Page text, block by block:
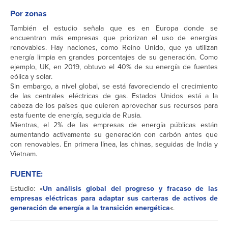
Por zonas
También el estudio señala que es en Europa donde se
encuentran más empresas que priorizan el uso de energías
renovables. Hay naciones, como Reino Unido, que ya utilizan
energía limpia en grandes porcentajes de su generación. Como
ejemplo, UK, en 2019, obtuvo el 40% de su energía de fuentes
eólica y solar.
Sin embargo, a nivel global, se está favoreciendo el crecimiento
de las centrales eléctricas de gas. Estados Unidos está a la
cabeza de los países que quieren aprovechar sus recursos para
esta fuente de energía, seguida de Rusia.
Mientras, el 2% de las empresas de energía públicas están
aumentando activamente su generación con carbón antes que
con renovables. En primera línea, las chinas, seguidas de India y
Vietnam.
FUENTE:
Estudio: «Un análisis global del progreso y fracaso de las
empresas eléctricas para adaptar sus carteras de activos de
generación de energía a la transición energética«.